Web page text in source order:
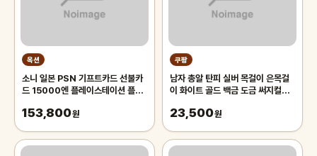
옥션
소니 일본 PSN 기프트카드 선불카
드 15000엔 플레이스테이션 플스
153,800원
쿠팡
남자 총알 탄피 실버 목걸이 은목걸
이 화이트 골드 백금 도금 써지컬스
23,500원